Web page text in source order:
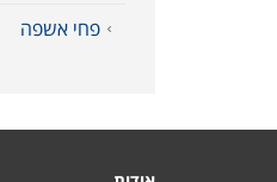
פחי אשפה